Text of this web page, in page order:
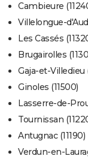
Cambieure
Villelongue-
Les Cassés
Brugairolles
Gaja-et-Villedieu
Ginoles (11500)
Lasserre-de-
Tournissan
Antugnac (11190)
Verdun-en-